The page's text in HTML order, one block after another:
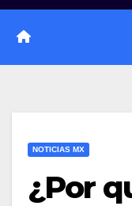
NOTICIAS MX
¿Por